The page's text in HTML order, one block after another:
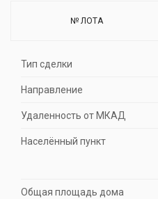
№ ЛОТА
Тип сделки
Направление
Удаленность от МКАД
Населённый пункт
Общая площадь дома